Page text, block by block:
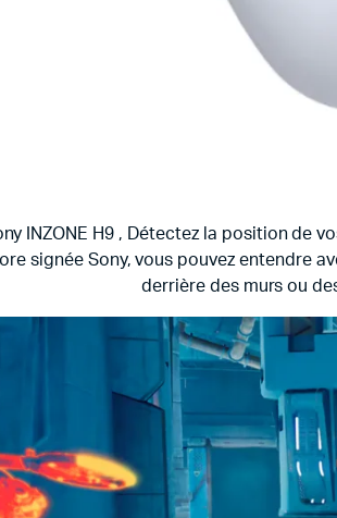
INZONE H9 , Détectez la position de
signée Sony, vous pouvez entendre
derrière des murs ou